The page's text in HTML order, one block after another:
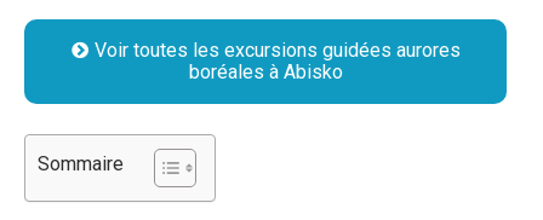
Voir toutes les excursions guidées aurores
boréales à Abisko
Sommaire